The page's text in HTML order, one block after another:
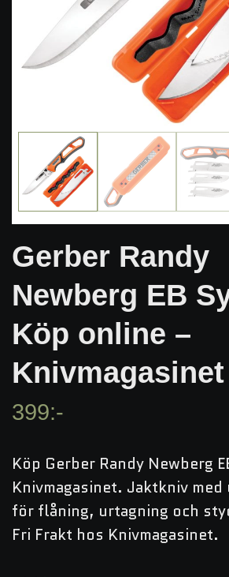
Gerber Randy
Newberg EB
Köp online –
Knivmagasinet
399:-
Köp Gerber Randy Newberg
Knivmagasinet. Jaktkniv
för flåning, urtagning och
Fri Frakt hos Knivmagasinet.